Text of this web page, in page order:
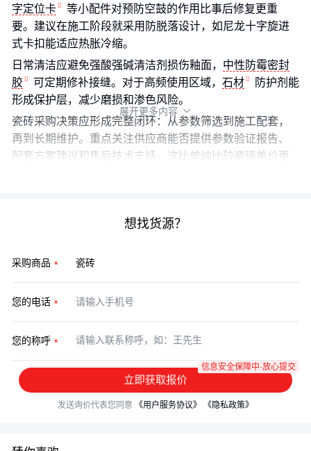
字定位卡
等小配件对预防空鼓的作用比事后修复更重
要。建议在施工阶段就采用防脱落设计，如尼龙十字旋进
式卡扣能适应热胀冷缩。
日常清洁应避免强酸强碱清洁剂损伤釉面， 中性防霉密封
胶
可定期修补接缝。对于高频使用区域， 石材
防护剂能
形成保护层，减少磨损和渗色风险。
瓷砖采购决策应形成完整闭环：从参数筛选到施工配套，
再到长期维护。重点关注供应商能否提供参数验证报告、
配套方案建议和售后技术支持，这比单纯比较瓷砖单价更
展开更多内容 
想找货源？
采购商品
您的电话
您的称呼
立即获取报价
信息安全保障中·放心提交
发送询价代表您同意 《用户服务协议》 《隐私政策》